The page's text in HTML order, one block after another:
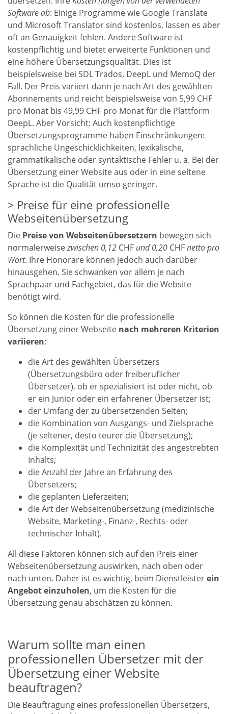
Software ab: Einige Programme wie Google Translate
und Microsoft Translator sind kostenlos, lassen es aber
oft an Genauigkeit fehlen. Andere Software ist
kostenpflichtig und bietet erweiterte Funktionen und
eine höhere Übersetzungsqualität. Dies ist
beispielsweise bei SDL Trados, DeepL und MemoQ der
Fall. Der Preis variiert dann je nach Art des gewählten
Abonnements und reicht beispielsweise von 5,99 CHF
pro Monat bis 49,99 CHF pro Monat für die Plattform
DeepL. Aber Vorsicht: Auch kostenpflichtige
Übersetzungsprogramme haben Einschränkungen:
sprachliche Ungeschicklichkeiten, lexikalische,
grammatikalische oder syntaktische Fehler u. a. Bei der
Übersetzung einer Website aus oder in eine seltene
Sprache ist die Qualität umso geringer.
Preise für eine professionelle
Webseitenübersetzung
Die Preise von Webseitenübersetzern bewegen sich
normalerweisezwischen 0,12 CHF und 0,20 CHFnetto pro
Wort. Ihre Honorare können jedoch auch darüber
hinausgehen. Sie schwanken vor allem je nach
Sprachpaar und Fachgebiet, das für die Website
benötigt wird.
So können die Kosten für die professionelle
Übersetzung einer Webseite nach mehreren Kriterien
variieren:
die Art des gewählten Übersetzers
(Übersetzungsbüro oder freiberuflicher
Übersetzer), ob er spezialisiert ist oder nicht, ob
er ein Junior oder ein erfahrener Übersetzer ist;
der Umfang der zu übersetzenden Seiten;
die Kombination von Ausgangs- und Zielsprache
(je seltener, desto teurer die Übersetzung);
die Komplexität und Technizität des angestrebten
Inhalts;
die Anzahl der Jahre an Erfahrung des
Übersetzers;
die geplanten Lieferzeiten;
die Art der Webseitenübersetzung (medizinische
Website, Marketing-, Finanz-, Rechts- oder
technischer Inhalt).
All diese Faktoren können sich auf den Preis einer
Webseitenübersetzungauswirken, nach oben oder
nach unten. Daher ist es wichtig, beim Dienstleisterein
Angebot einzuholen, um die Kosten für die
Übersetzung genau abschätzen zu können.
Warum sollte man einen
professionellen Übersetzer mit der
Übersetzung einer Website
beauftragen?
Die Beauftragung eines professionellen Übersetzers,